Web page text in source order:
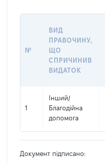
№
ВИД
ПРАВОЧИНУ,
ЩО
СПРИЧИНИВ
ВИДАТОК
1
Інший/
Благодійна
допомога
Документ підписано: